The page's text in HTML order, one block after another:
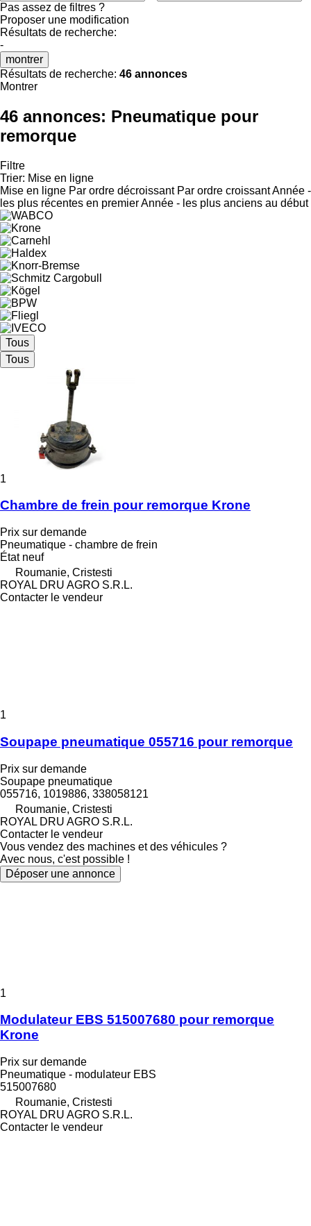
Pas assez de filtres ?
Proposer une modification
Résultats de recherche:
-
montrer
Résultats de recherche: 46 annonces
Montrer
46 annonces: Pneumatique pour
remorque
Filtre
Trier: Mise en ligne
Mise en ligne Par ordre décroissant Par ordre croissantAnnée -
les plus récentes en premierAnnée - les plus anciens au début
Tous
Tous
1
Chambre de frein pour remorque Krone
Prix sur demande
Pneumatique - chambre de frein
Étatneuf
Roumanie, Cristesti
ROYAL DRU AGRO S.R.L.
Contacter le vendeur
1
Soupape pneumatique 055716 pour remorque
Prix sur demande
Soupape pneumatique
055716, 1019886, 338058121
Roumanie, Cristesti
ROYAL DRU AGRO S.R.L.
Contacter le vendeur
Vous vendez des machines et des véhicules ?
Avec nous, c'est possible !
Déposer une annonce
1
Modulateur EBS 515007680 pour remorque
Krone
Prix sur demande
Pneumatique - modulateur EBS
515007680
Roumanie, Cristesti
ROYAL DRU AGRO S.R.L.
Contacter le vendeur